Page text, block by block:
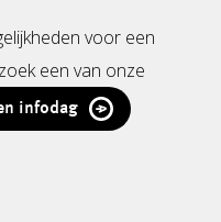
voor een
een van onze
infodag